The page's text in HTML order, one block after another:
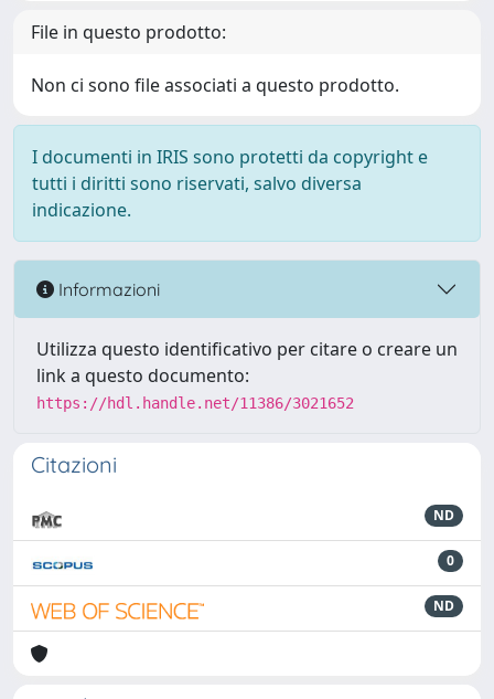
File in questo prodotto:
Non ci sono file associati a questo prodotto.
I documenti in IRIS sono protetti da copyright e
tutti i diritti sono riservati, salvo diversa
indicazione.
Informazioni
Utilizza questo identificativo per citare o creare un
link a questo documento:
https://hdl.handle.net/11386/3021652
Citazioni
ND
0
ND